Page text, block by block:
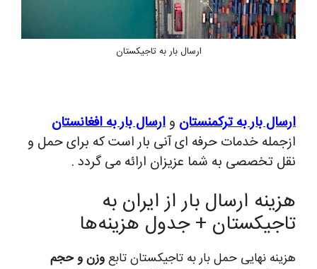
ارسال بار به تاجیکستان
ارسال بار به ترکمنستان وارسال بار به افغانستان
ازجمله خدمات حرفه ای آنی بار است که برای حمل و
نقل تخصصی به شما عزیزان ارائه می گردد .
هزینه ارسال بار از ایران به
تاجیکستان + جدول هزینه‌ها
هزینه نهایی حمل بار به تاجیکستان تابعوزن و حجم